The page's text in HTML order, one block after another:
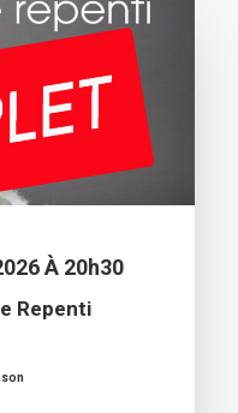
À 20h30
Repenti